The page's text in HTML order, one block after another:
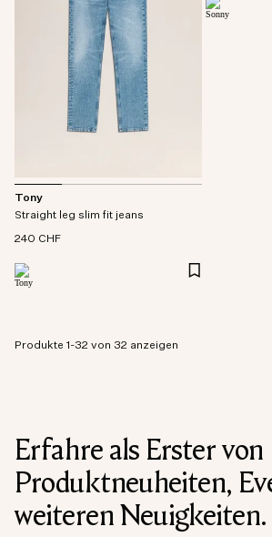
Tony
Straight leg slim fit jeans
240 CHF
Produkte 1-32 von 32 anzeigen
Erfahre als Erster von
Produktneuheiten,
weiteren Neuigkeiten.